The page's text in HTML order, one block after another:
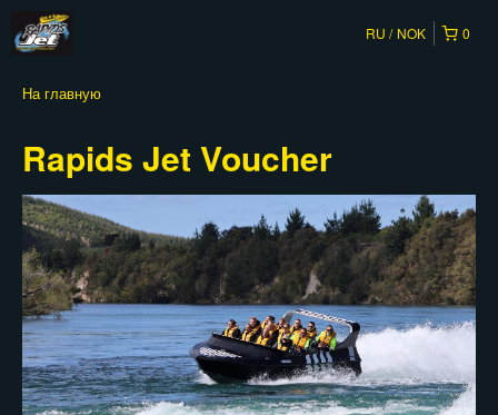
0
RU NOK
На главную
Rapids Jet Voucher